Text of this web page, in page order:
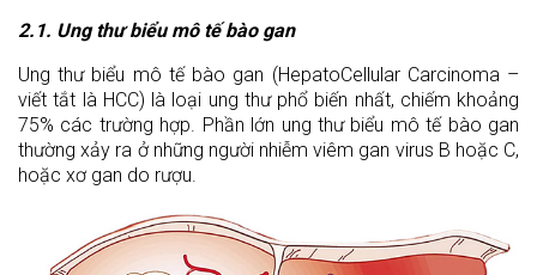
2.1. Ung thư biểu mô tế bào gan
Ung thư biểu mô tế bào gan (HepatoCellular Carcinoma –
viết tắt là HCC) là loại ung thư phổ biến nhất, chiếm khoảng
75% các trường hợp. Phần lớn ung thư biểu mô tế bào gan
thường xảy ra ở những người nhiễm viêm gan virus B hoặc C,
hoặc xơ gan do rượu.